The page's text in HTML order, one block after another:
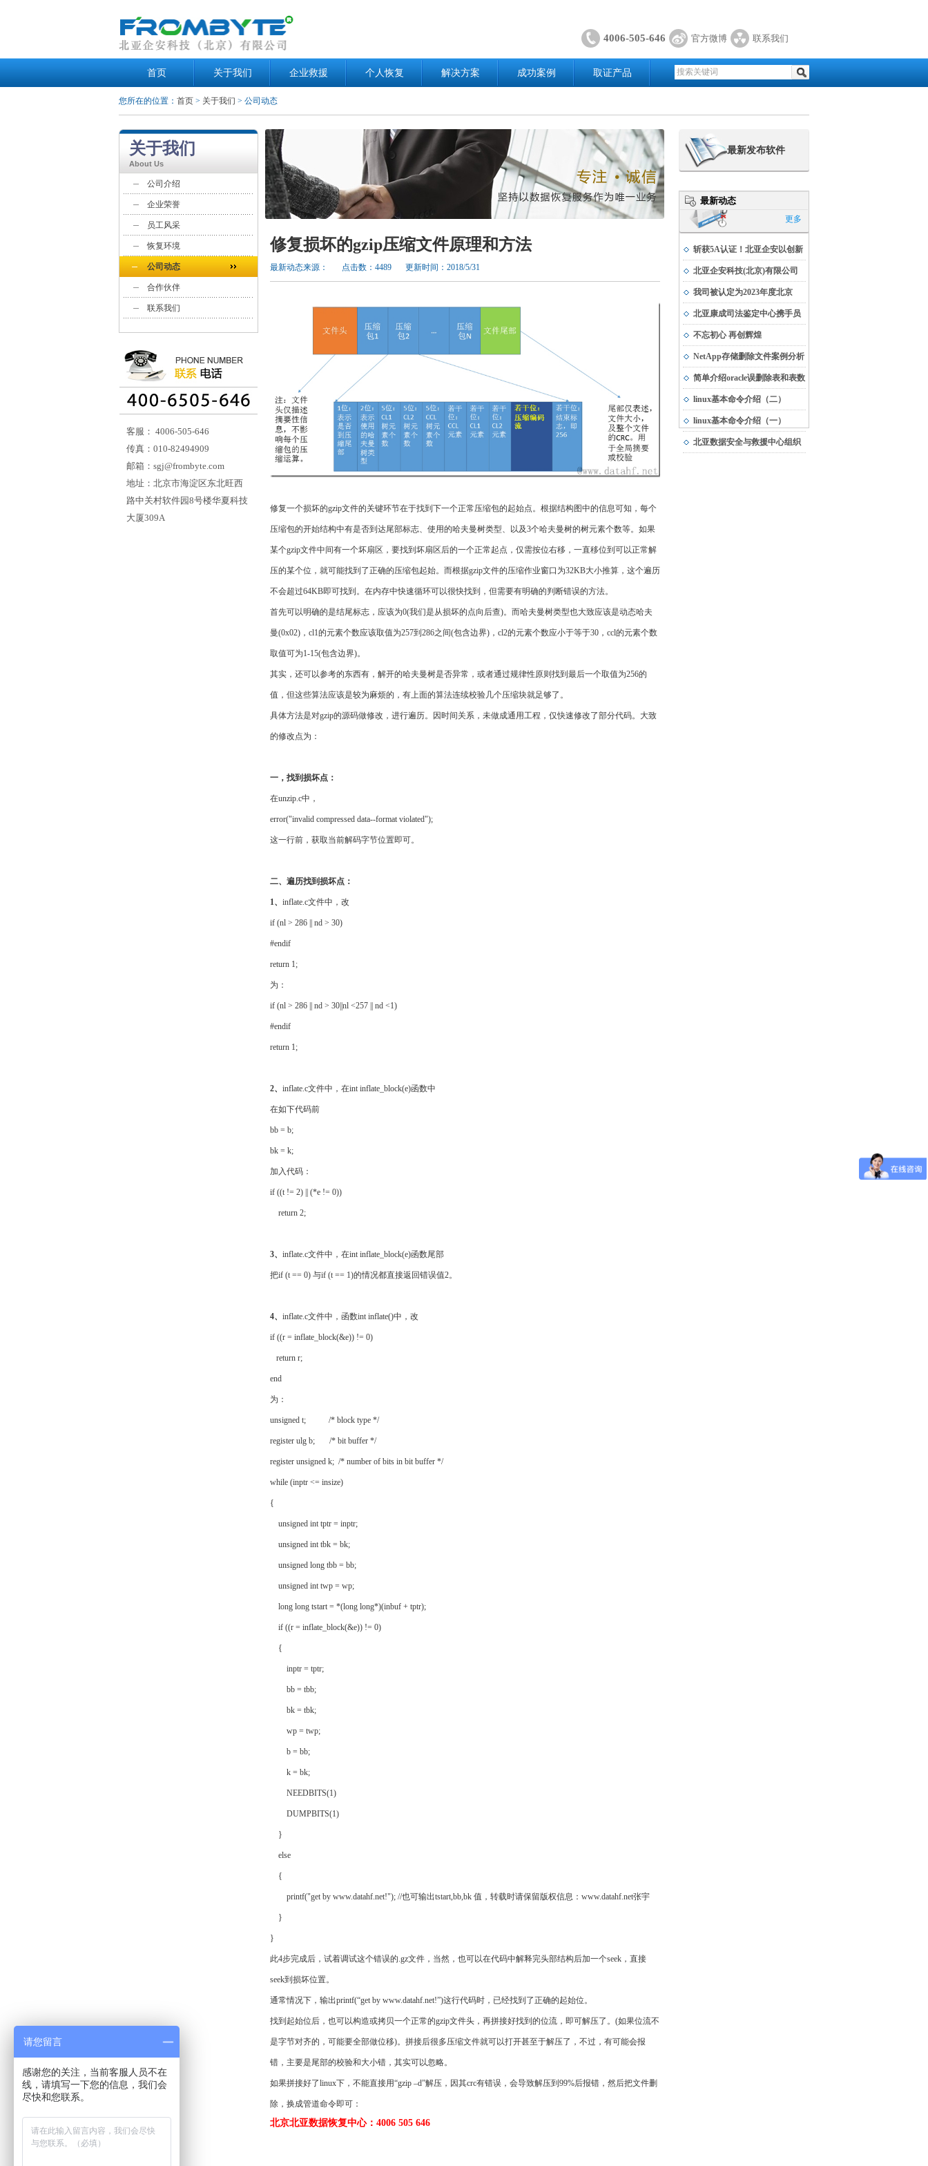
4006-505-646 官方微博 联系我们
首页 关于我们 企业救援 个人恢复 解决方案 成功案例 取证产品
您所在的位置： 首页 > 关于我们 > 公司动态
关于我们
About Us
公司介绍
企业荣誉
员工风采
恢复环境
公司动态
合作伙伴
联系我们
客服： 4006-505-646
传真：010-82494909
邮箱：sgj@frombyte.com
地址：北京市海淀区东北旺西
路中关村软件园8号楼华夏科技
大厦309A
修复损坏的gzip压缩文件原理和方法
最新动态来源： 点击数：4489 更新时间：2018/5/31
修复一个损坏的gzip文件的关键环节在于找到下一个正常压缩包的起始点。根据结构图中的信息可知，每个
压缩包的开始结构中有是否到达尾部标志、使用的哈夫曼树类型、以及3个哈夫曼树的树元素个数等。如果
某个gzip文件中间有一个坏扇区，要找到坏扇区后的一个正常起点，仅需按位右移，一直移位到可以正常解
压的某个位，就可能找到了正确的压缩包起始。而根据gzip文件的压缩作业窗口为32KB大小推算，这个遍历
不会超过64KB即可找到。在内存中快速循环可以很快找到，但需要有明确的判断错误的方法。
首先可以明确的是结尾标志，应该为0(我们是从损坏的点向后查)。而哈夫曼树类型也大致应该是动态哈夫
曼(0x02)，cl1的元素个数应该取值为257到286之间(包含边界)，cl2的元素个数应小于等于30，ccl的元素个数
取值可为1-15(包含边界)。
其实，还可以参考的东西有，解开的哈夫曼树是否异常，或者通过规律性原则找到最后一个取值为256的
值，但这些算法应该是较为麻烦的，有上面的算法连续校验几个压缩块就足够了。
具体方法是对gzip的源码做修改，进行遍历。因时间关系，未做成通用工程，仅快速修改了部分代码。大致
的修改点为：
一，找到损坏点：
在unzip.c中，
error("invalid compressed data--format violated");
这一行前，获取当前解码字节位置即可。
二、遍历找到损坏点：
1、 inflate.c文件中，改
if (nl > 286 || nd > 30)
#endif
return 1;
为：
if (nl > 286 || nd > 30||nl <257 || nd <1)
#endif
return 1;
2、 inflate.c文件中，在int inflate_block(e)函数中
在如下代码前
bb = b;
bk = k;
加入代码：
if ((t != 2) || (*e != 0))
return 2;
3、 inflate.c文件中，在int inflate_block(e)函数尾部
把if (t == 0) 与if (t == 1)的情况都直接返回错误值2。
4、 inflate.c文件中，函数int inflate()中，改
if ((r = inflate_block(&e)) != 0)
return r;
end
为：
unsigned t; /* block type */
register ulg b; /* bit buffer */
register unsigned k; /* number of bits in bit buffer */
while (inptr <= insize)
{
unsigned int tptr = inptr;
unsigned int tbk = bk;
unsigned long tbb = bb;
unsigned int twp = wp;
long long tstart = *(long long*)(inbuf + tptr);
if ((r = inflate_block(&e)) != 0)
{
inptr = tptr;
bb = tbb;
bk = tbk;
wp = twp;
b = bb;
k = bk;
NEEDBITS(1)
DUMPBITS(1)
}
else
{
printf("get by www.datahf.net!"); //也可输出tstart,bb,bk 值，转载时请保留版权信息：www.datahf.net张宇
}
}
此4步完成后，试着调试这个错误的.gz文件，当然，也可以在代码中解释完头部结构后加一个seek，直接
seek到损坏位置。
通常情况下，输出printf(“get by www.datahf.net!”)这行代码时，已经找到了正确的起始位。
找到起始位后，也可以构造或拷贝一个正常的gzip文件头，再拼接好找到的位流，即可解压了。(如果位流不
是字节对齐的，可能要全部做位移)。拼接后很多压缩文件就可以打开甚至于解压了，不过，有可能会报
错，主要是尾部的校验和大小错，其实可以忽略。
如果拼接好了linux下，不能直接用“gzip –d”解压，因其crc有错误，会导致解压到99%后报错，然后把文件删
除，换成管道命令即可：
北京北亚数据恢复中心：4006 505 646
最新发布软件
最新动态
更多
斩获5A认证！北亚企安以创新
实力书写科技发展新篇
北亚企安科技(北京)有限公司
荣获公安部科学技术奖
我司被认定为2023年度北京
市“专精特新”中小企业
北亚康成司法鉴定中心携手员
工，与受灾地区共渡难关
不忘初心 再创辉煌
NetApp存储删除文件案例分析
简单介绍oracle误删除表和表数
据的恢复方法
linux基本命令介绍（二）
linux基本命令介绍（一）
北亚数据安全与救援中心组织
请您留言
感谢您的关注，当前客服人员不在
线，请填写一下您的信息，我们会
尽快和您联系。